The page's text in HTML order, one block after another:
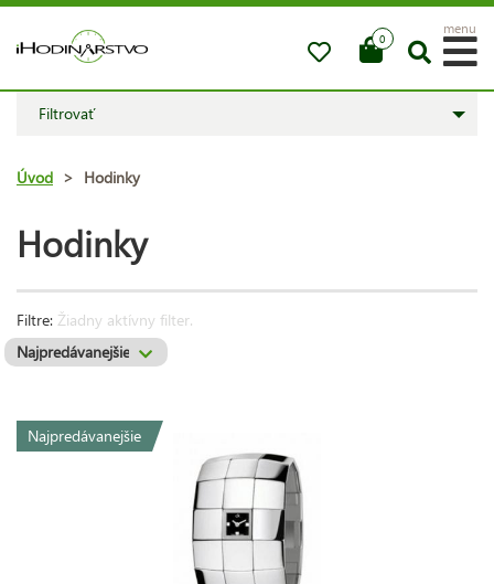
0
menu
Filtrovať
Úvod > Hodinky
Hodinky
Filtre: Žiadny aktívny filter.
Najpredávanejšie